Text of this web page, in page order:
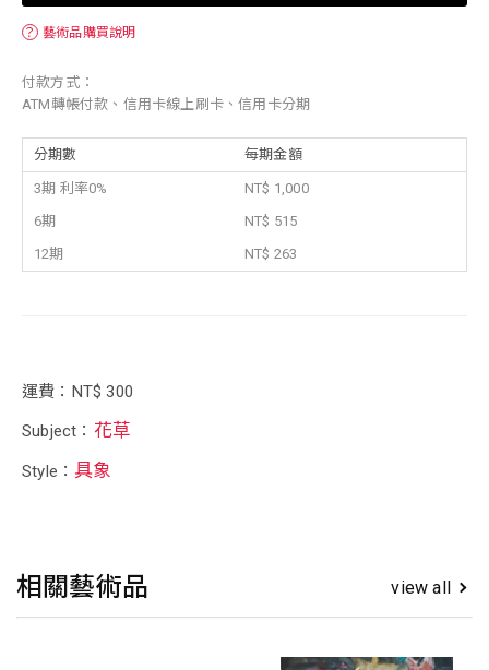
？ 藝術品購買說明
付款方式：
ATM轉帳付款、信用卡線上刷卡、信用卡分期
分期數 每期金額
3期 利率0%
NT$ 1,000
6期
NT$ 515
12期
NT$ 263
運費：NT$ 300
Subject： 花草
Style： 具象
相關藝術品 view all